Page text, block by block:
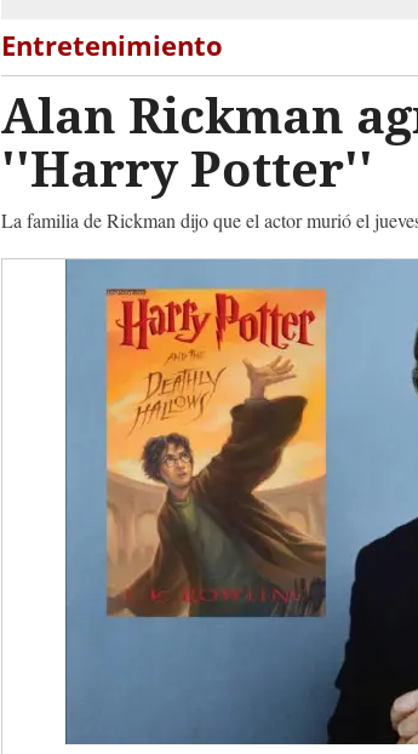
Entretenimiento
Alan Rickman
''Harry Potter''
La familia de Rickman dijo que el actor murió el